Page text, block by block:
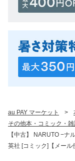
au PAY マーケット >
その他本・コミック・
【中古】 NARUTO −ナ
英社 [コミック]【メール